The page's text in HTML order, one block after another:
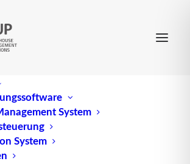
System
System